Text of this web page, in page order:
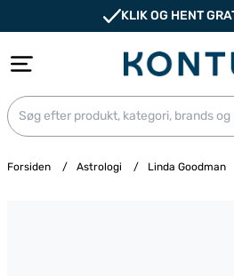
KLIK OG HENT
Forsiden / Astrologi / Linda Goodman